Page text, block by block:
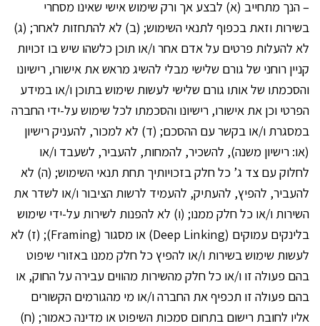
– הנך מתחייב (א) לבצע אך ורק שימוש אישי שאינו מסחרי
בשירות וזאת בכפוף לתנאי השימוש; (ב) לא להתחזות לאחר; (ג)
לא להעלות פרטים על אדם אחר ו/או תוכן כלשהו שיש בו זכויות
קניין רוחני של גורם שלישי מבלי להשיג מראש את אישורו, רישיונו
והסכמתו של אותו גורם שלישי לעשות שימוש בתוכן ו/או במידע
הפרטי וכן את אישורו, רישיונו והסכמתו לכל שימוש על-ידי החברה
במסגרת ו/או בקשר עם ההסכם; (ד) לא למכור, להעניק רישיון
(או: רישיון משנה), להשכיר, להמחות, להעביר, לשעבד ו/או
לחלוק עם צד ג’ כל חלק בזכויותיך תחת תנאי השימוש; (ה) לא
להעביר, להפיץ, להעתיק, להעמיד לרשות הציבור ו/או לשדר את
השירות ו/או כל חלק ממנו; (ו) לא להפנות לשירות על-ידי שימוש
בלינקים עמוקים (Deep Linking) או מסגור (Framing); (ז) לא
לעשות שימוש בשירות ו/או להפיץ כל חלק ממנו באזורי שיפוט
בהם פעולה זו ו/או כל חלק מהשירות מהווים עבירה על החוק, או
בהם פעולה זו תכפיף את החברה ו/או מי מהגורמים הקשורים
אליו לחובת רישום בתחום סמכות השיפוט או מדינה כאמור; (ח)